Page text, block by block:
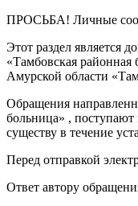
ПРОСЬБА! Личные
Этот раздел является
«Тамбовская районная
Амурской области
Обращения
больница» , поступают
существу в течение
Перед отправкой
Ответ автору